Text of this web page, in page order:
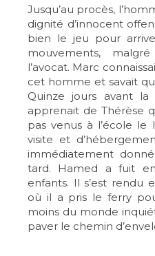
Jusqu’au procès,
dignité d’innocent
bien le jeu pour
mouvements,
l’avocat. Marc
cet homme et savait
Quinze jours avant la
apprenait de Thérèse
pas venus à l’école
visite et
immédiatement
tard. Hamed a fuit
enfants. Il s’est rendu
où il a pris le ferry
moins du monde
paver le chemin